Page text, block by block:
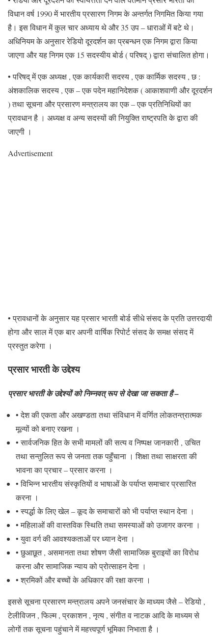
विधान वर्ष 1990 में भारतीय प्रसारण निगम के अन्तर्गत निगमित किया गया
है। इस विधान में कुल चार अध्याय थे और 35 उप – धाराओं में बटे थे।
अधिनियम के अनुसार रेडियो दूरदर्शन का प्रबन्धन एक निगम द्वारा किया
जाएगा और यह निगम एक 15 सदस्यीय बोर्ड ( परिषद् ) द्वारा संचालित होगा।
• परिषद् में एक अध्यक्ष , एक कार्यकारी सदस्य , एक कार्मिक सदस्य , छ :
अंशकालिक सदस्य , एक – एक पदेन महानिदेशक ( आकाशवाणी और दूरदर्शन
) तथा सूचना और प्रसारण मन्त्रालय का एक – एक प्रतिनिधियों का
प्रावधान है । अध्यक्ष व अन्य सदस्यों की नियुक्ति राष्ट्रपति के द्वारा की
जाएगी ।
Advertisement
• प्रावधानों के अनुसार यह प्रसार भारती बोर्ड सीधे संसद के प्रति उत्तरदायी
होगा और साल में एक बार अपनी वार्षिक रिपोर्ट संसद के समक्ष संसद में
प्रस्तुत करेगा ।
प्रसार भारती के उद्देश्य
प्रसार भारती के उद्देश्यों को निम्नवत् रूप से देखा जा सकता है –
• देश की एकता और अखण्डता तथा संविधान में वर्णित लोकतन्त्रात्मक
मूल्यों को बनाए रखना ।
• सार्वजनिक हित के सभी मामलों की सत्य व निष्पक्ष जानकारी , उचित
तथा सन्तुलित रूप से जनता तक पहुँचाना । शिक्षा तथा साक्षरता की
भावना का प्रचार – प्रसार करना ।
• विभिन्न भारतीय संस्कृतियों व भाषाओं के पर्याप्त समाचार प्रसारित
करना ।
• स्पर्द्धा के लिए खेल – कूद के समाचारों को भी पर्याप्त स्थान देना ।
• महिलाओं की वास्तविक स्थिति तथा समस्याओं को उजागर करना ।
• युवा वर्ग की आवश्यकताओं पर ध्यान देना ।
• छुआछूत , असमानता तथा शोषण जैसी सामाजिक बुराइयों का विरोध
करना और सामाजिक न्याय को प्रोत्साहन देना ।
• श्रमिकों और बच्चों के अधिकार की रक्षा करना ।
इससे सूचना प्रसारण मन्त्रालय अपने जनसंचार के माध्यम जैसे – रेडियो ,
टेलीविजन , फिल्म , प्रकाशन , नृत्य , संगीत व नाटक आदि के माध्यम से
लोगों तक सूचना पहुंचाने में महत्त्वपूर्ण भूमिका निभाता है ।